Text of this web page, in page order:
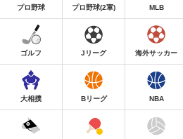
プロ野球 プロ野球(2軍) MLB
ゴルフ Jリーグ 海外サッカー
大相撲 Bリーグ NBA